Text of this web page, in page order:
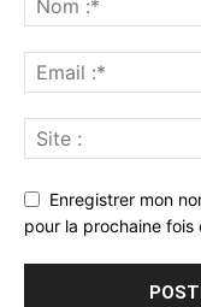
Enregistrer mon
pour la prochaine fois